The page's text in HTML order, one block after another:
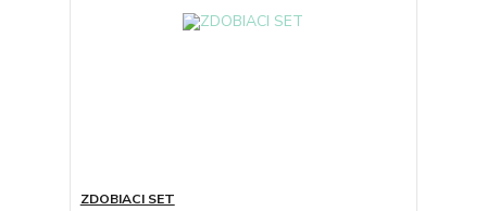
ZDOBIACI SET